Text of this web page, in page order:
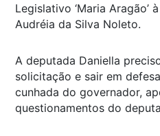
Legislativo ‘Maria Aragão’
Audréia da Silva Noleto.
A deputada Daniella
solicitação e sair em
cunhada do governador,
questionamentos do